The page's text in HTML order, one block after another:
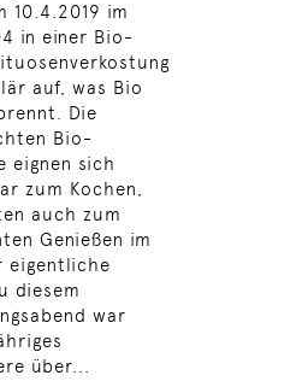
10.4.2019 im
in einer Bio-
auf, was Bio
Die
Bio-
eignen sich
zum Kochen,
auch zum
Genießen im
eigentliche
diesem
war
über...